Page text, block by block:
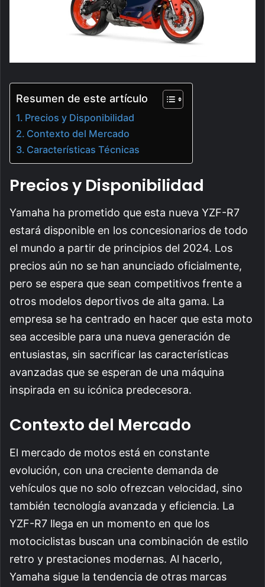
Resumen de este artículo
Precios y Disponibilidad
Contexto del Mercado
Características Técnicas
Precios y Disponibilidad
Yamaha ha prometido que esta nueva YZF-R7
estará disponible en los concesionarios de todo
el mundo a partir de principios del 2024. Los
precios aún no se han anunciado oficialmente,
pero se espera que sean competitivos frente a
otros modelos deportivos de alta gama. La
empresa se ha centrado en hacer que esta moto
sea accesible para una nueva generación de
entusiastas, sin sacrificar las características
avanzadas que se esperan de una máquina
inspirada en su icónica predecesora.
Contexto del Mercado
El mercado de motos está en constante
evolución, con una creciente demanda de
vehículos que no solo ofrezcan velocidad, sino
también tecnología avanzada y eficiencia. La
YZF-R7 llega en un momento en que los
motociclistas buscan una combinación de estilo
retro y prestaciones modernas. Al hacerlo,
Yamaha sigue la tendencia de otras marcas